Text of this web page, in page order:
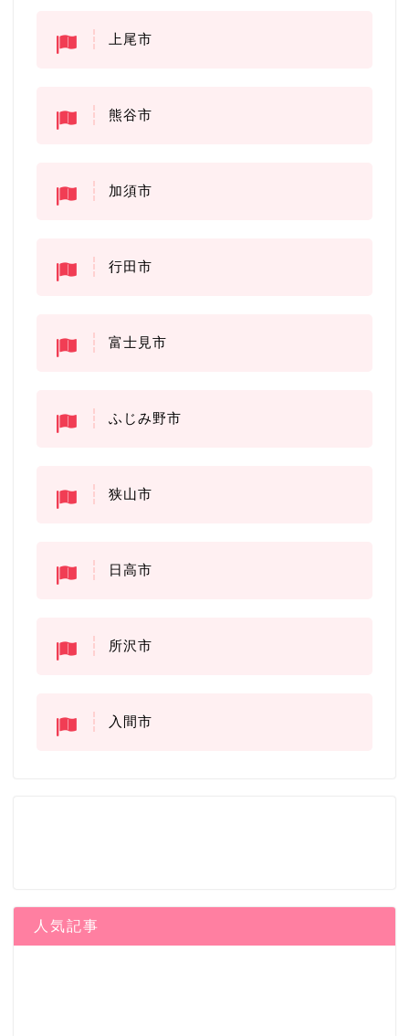
上尾市
熊谷市
加須市
行田市
富士見市
ふじみ野市
狭山市
日高市
所沢市
入間市
人気記事